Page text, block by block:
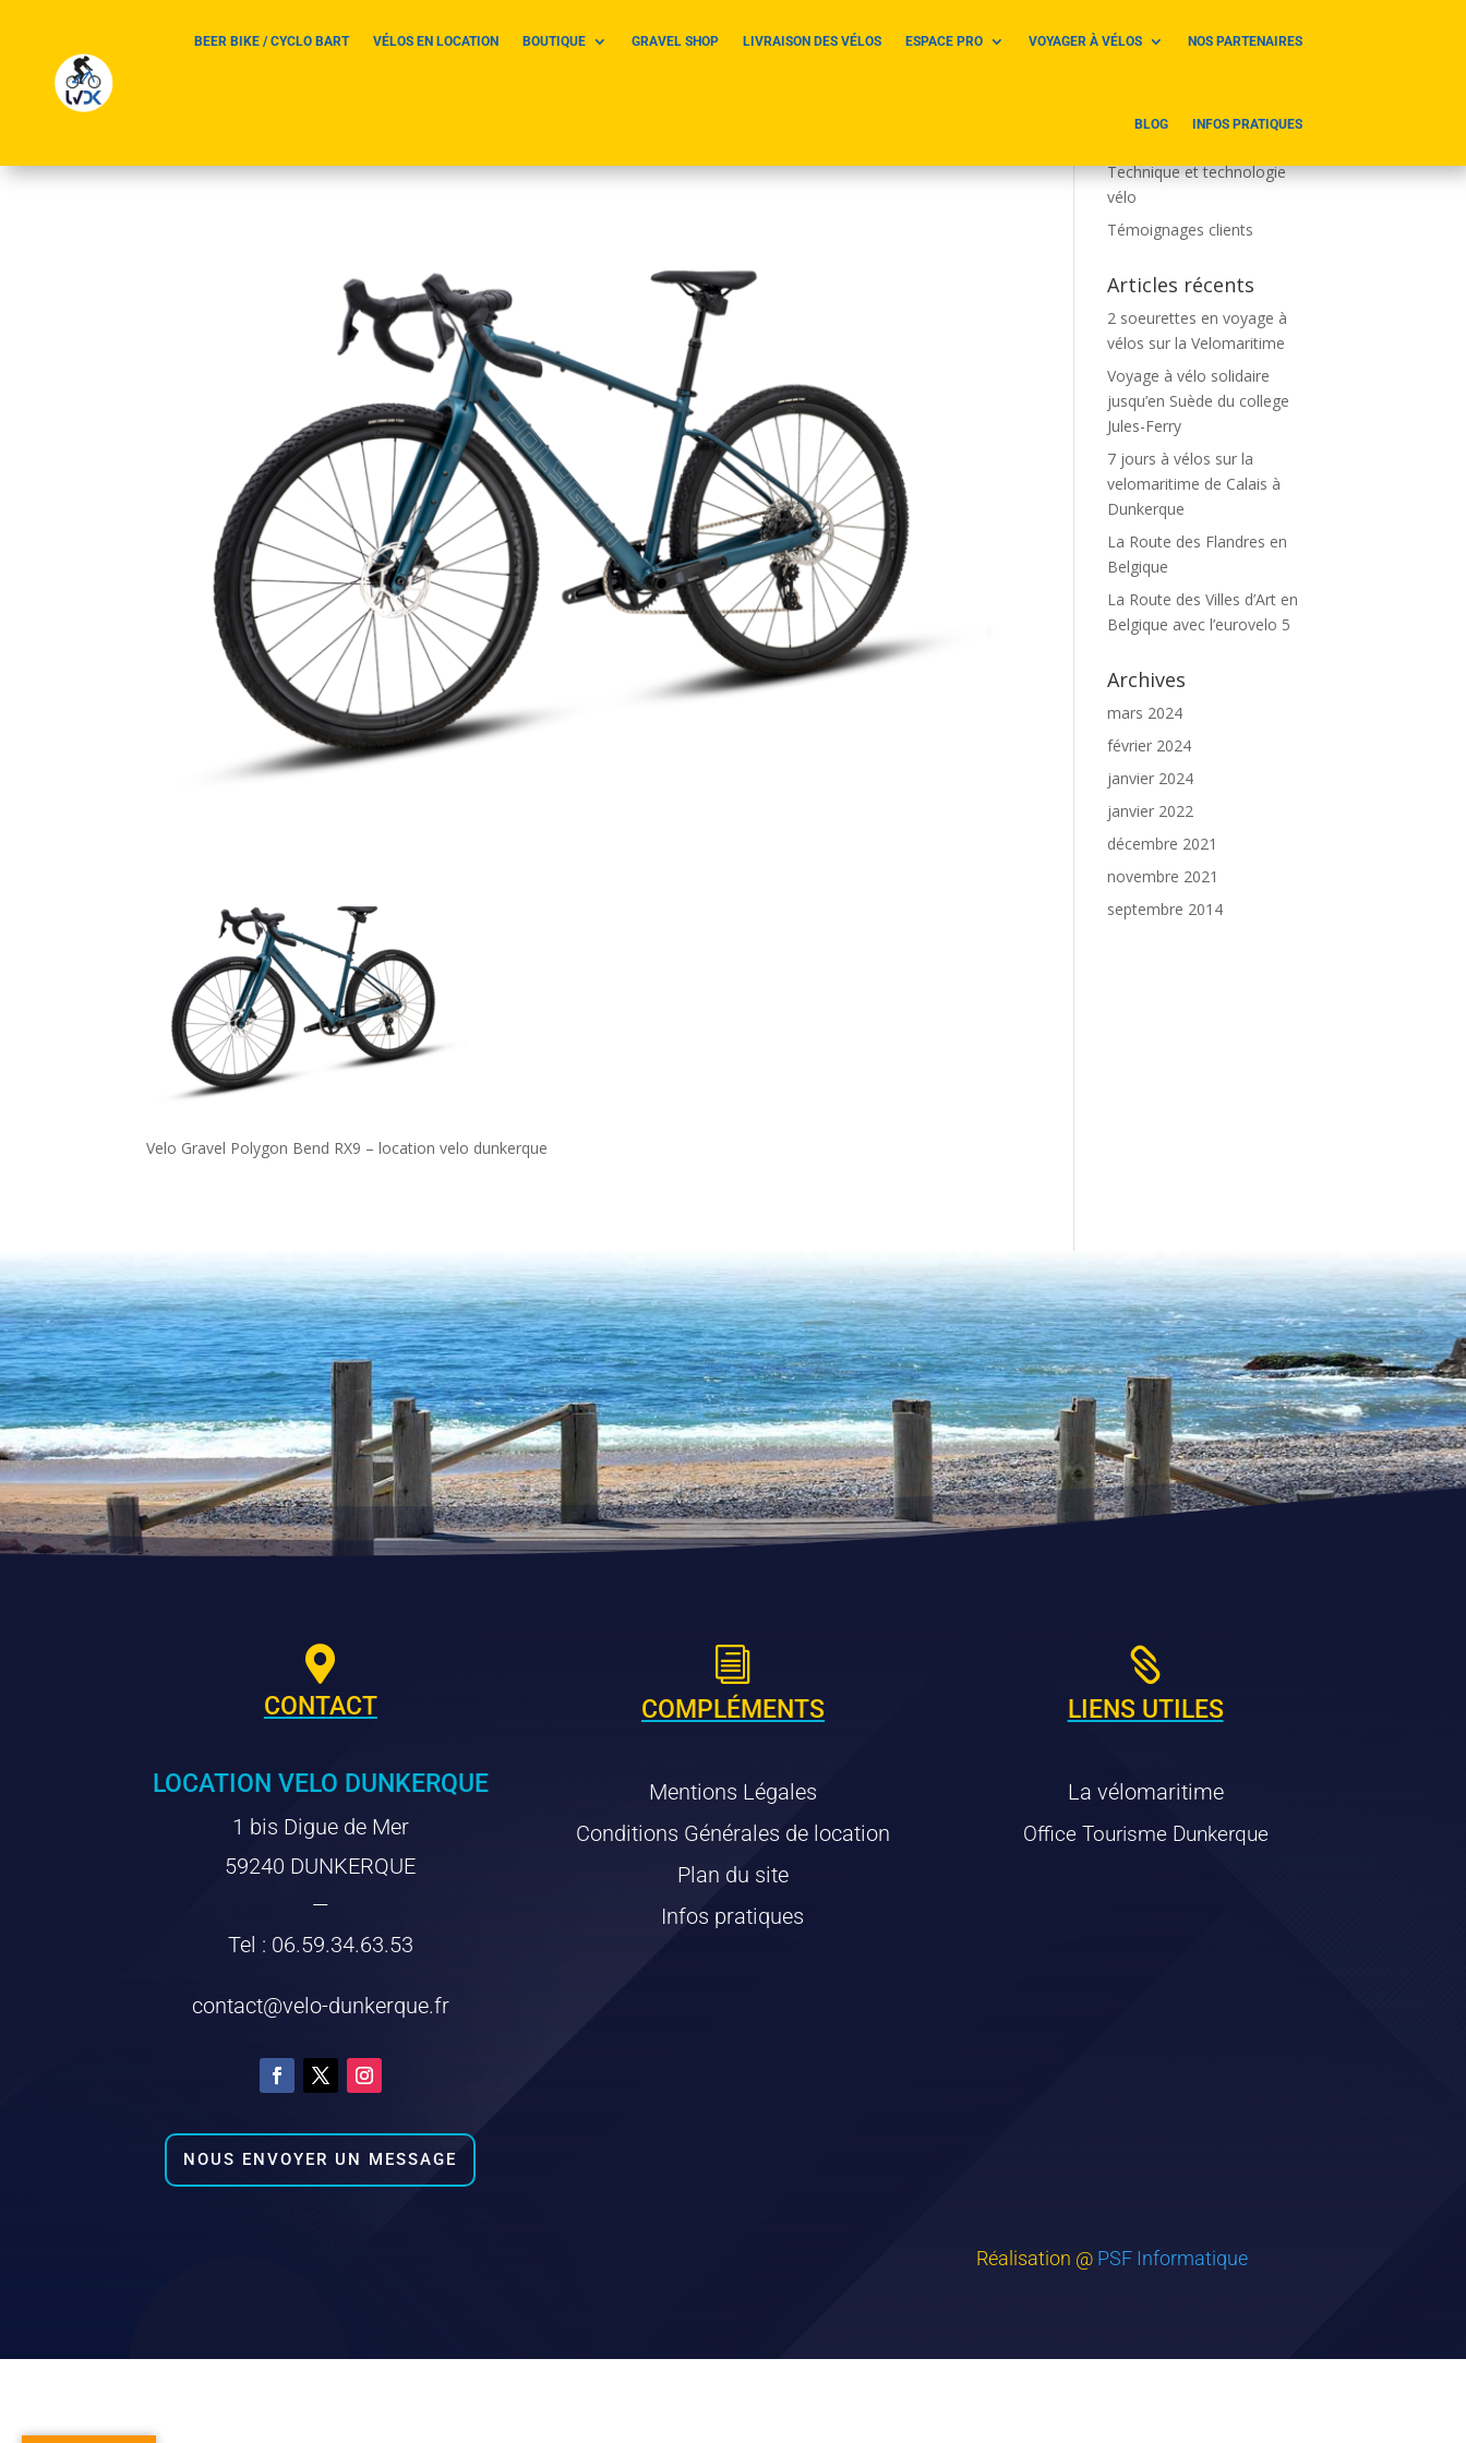
BEER BIKE / CYCLO BART VÉLOS EN LOCATION BOUTIQUE GRAVEL SHOP LIVRAISON DES VÉLOS ESPACE PRO VOYAGER À VÉLOS NOS PARTENAIRES
BLOG INFOS PRATIQUES
Velo Gravel Polygon Bend RX9 – location velo dunkerque
Technique et technologie
vélo
Témoignages clients
Articles récents
2 soeurettes en voyage à
vélos sur la Velomaritime
Voyage à vélo solidaire
jusqu’en Suède du college
Jules-Ferry
7 jours à vélos sur la
velomaritime de Calais à
Dunkerque
La Route des Flandres en
Belgique
La Route des Villes d’Art en
Belgique avec l’eurovelo 5
Archives
mars 2024
février 2024
janvier 2024
janvier 2022
décembre 2021
novembre 2021
septembre 2014

CONTACT
LOCATION VELO DUNKERQUE
1 bis Digue de Mer
59240 DUNKERQUE
—
Tel : 06.59.34.63.53
contact@velo-dunkerque.fr
NOUS ENVOYER UN MESSAGE
i
COMPLÉMENTS
Mentions Légales
Conditions Générales de location
Plan du site
Infos pratiques

LIENS UTILES
La vélomaritime
Office Tourisme Dunkerque
Réalisation @ PSF Informatique